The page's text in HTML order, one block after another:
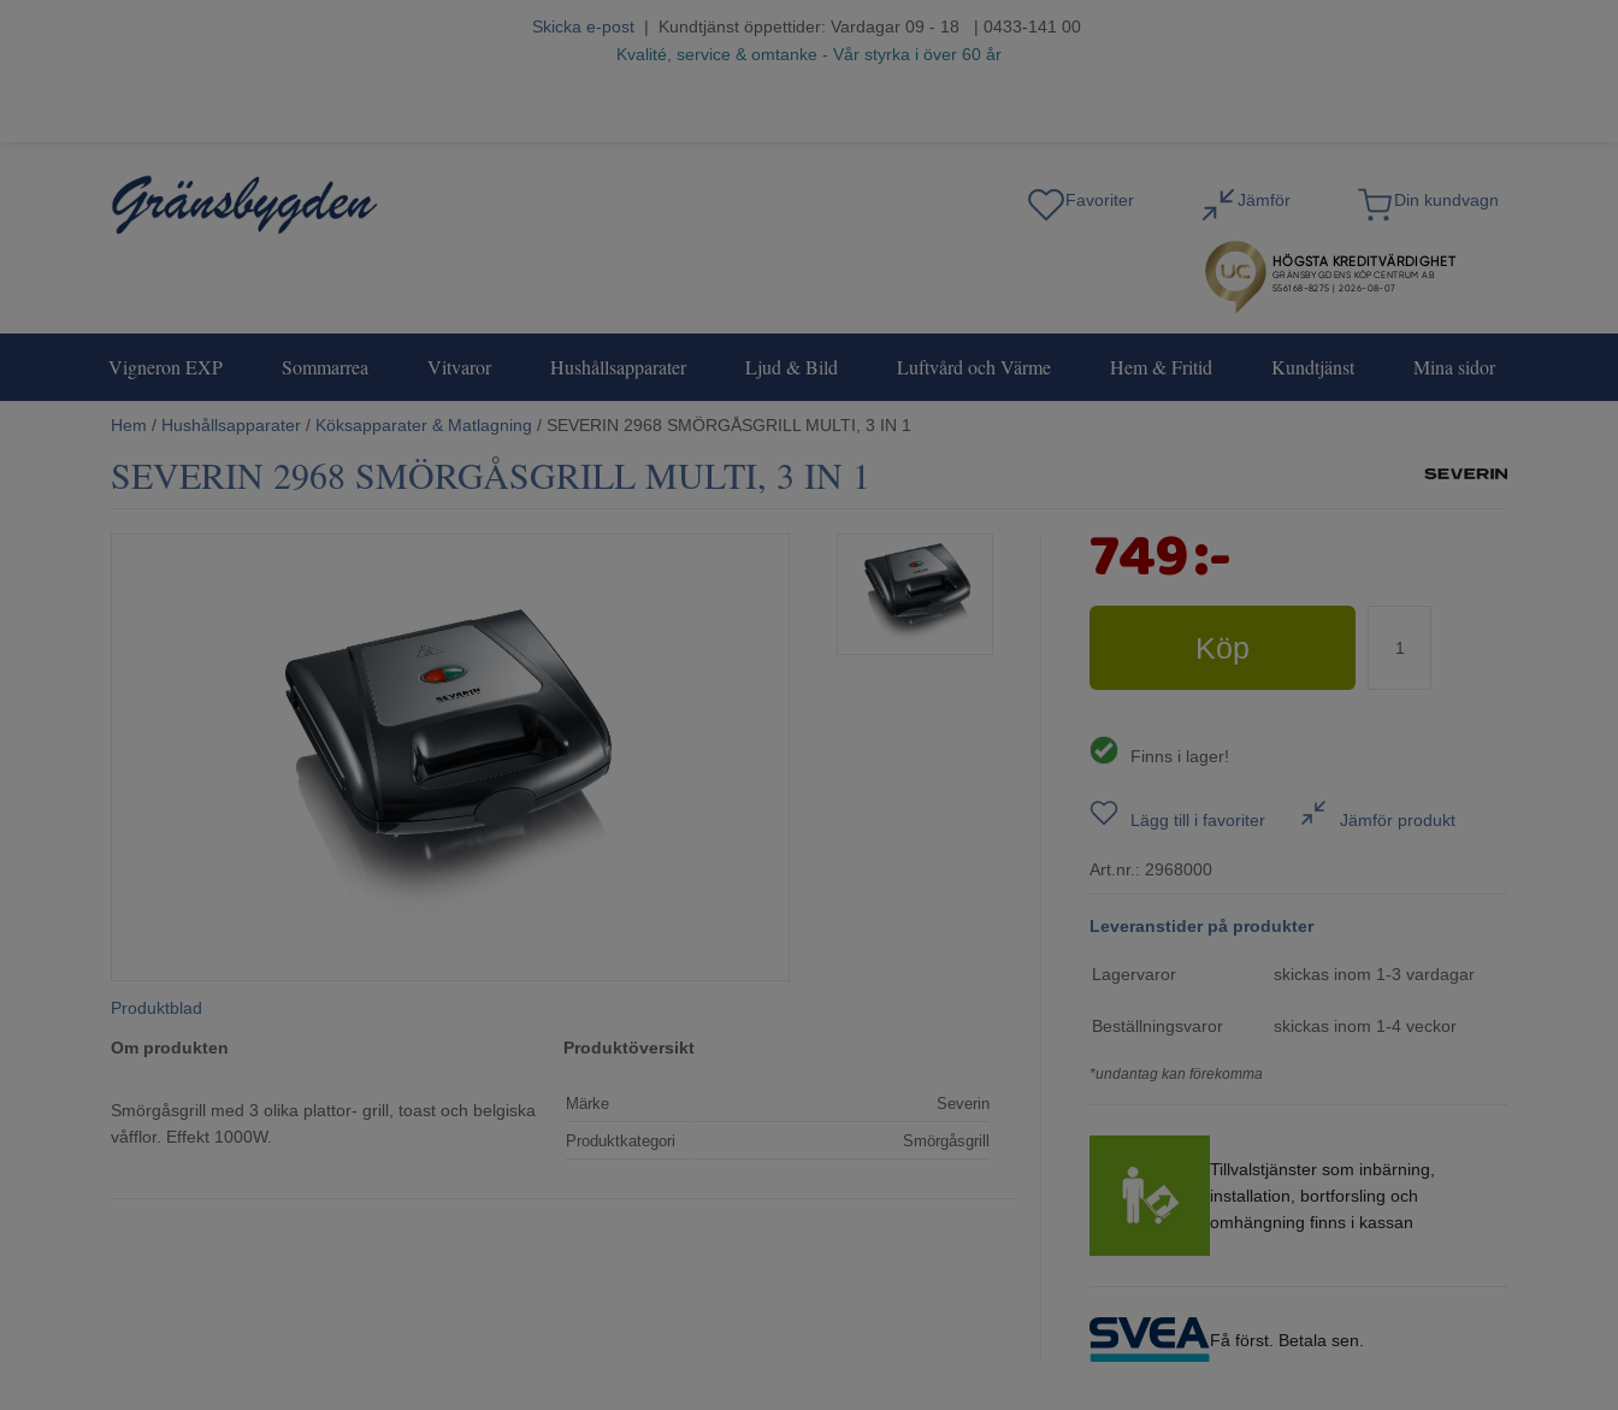
Skicka e-post | Kundtjänst öppettider: Vardagar 09 - 18 | 0433-141 00
Kvalité, service & omtanke - Vår styrka i över 60 år
Vigneron EXP Sommarrea Vitvaror Hushållsapparater Ljud & Bild Luftvård och Värme Hem & Fritid Kundtjänst Mina sidor
Hem / Hushållsapparater / Köksapparater & Matlagning / SEVERIN 2968 SMÖRGÅSGRILL MULTI, 3 IN 1
SEVERIN 2968 SMÖRGÅSGRILL MULTI, 3 IN 1
Produktblad
Om produkten
Smörgåsgrill med 3 olika plattor- grill, toast och belgiska
våfflor. Effekt 1000W.
Produktöversikt
Märke Severin
Produktkategori Smörgåsgrill
749:-
Köp
Finns i lager!
Lägg till i favoriter Jämför produkt
Art.nr.: 2968000
Leveranstider på produkter
Lagervaror skickas inom 1-3 vardagar
Beställningsvaror skickas inom 1-4 veckor
*undantag kan förekomma
Tillvalstjänster som inbärning,
installation, bortforsling och
omhängning finns i kassan
Få först. Betala sen.